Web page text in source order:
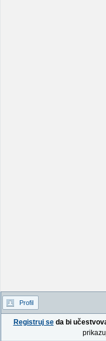
Profil
Registruj seda bi